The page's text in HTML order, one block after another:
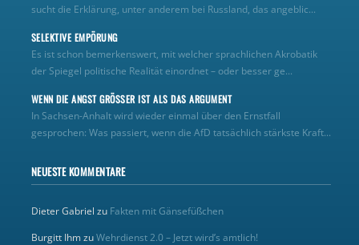
sucht die Erklärung, unter anderem bei Russland, das angeblic...
SELEKTIVE EMPÖRUNG
Es ist schon bemerkenswert, mit welcher sprachlichen Akrobatik
der Spiegel politische Realität einordnet – oder besser ge...
WENN DIE ANGST GRÖSSER IST ALS DAS ARGUMENT
In Sachsen-Anhalt wird wieder einmal über den Ernstfall
gesprochen: Was passiert, wenn die AfD tatsächlich stärkste Kraft...
NEUESTE KOMMENTARE
Dieter Gabriel zu Fakten mit Gänsefüßchen
Burgitt IhmzuWehrdienst 2.0 – Jetzt wird’s amtlich!